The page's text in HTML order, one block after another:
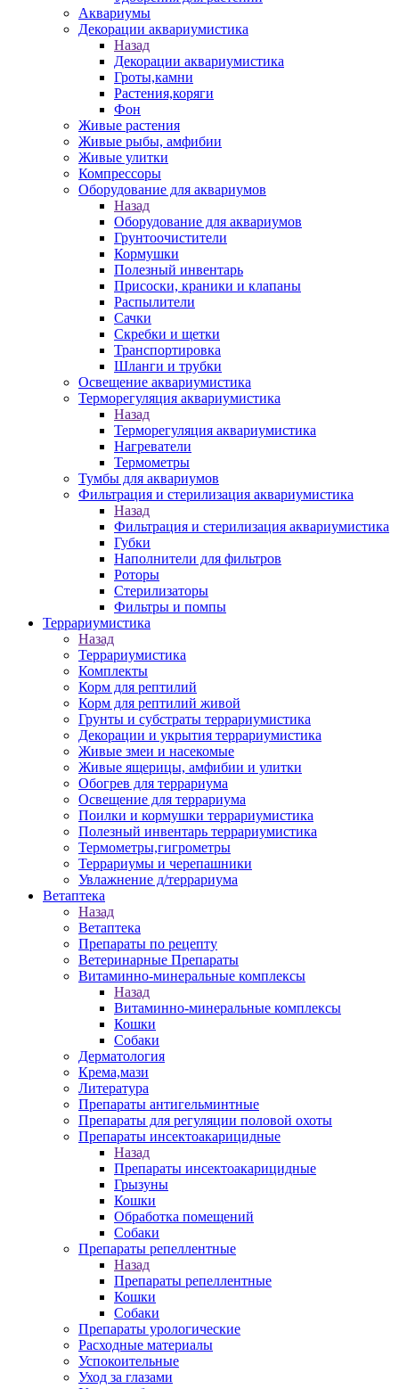
Аквариумы
Декорации аквариумистика
Назад
Декорации аквариумистика
Гроты,камни
Растения,коряги
Фон
Живые растения
Живые рыбы, амфибии
Живые улитки
Компрессоры
Оборудование для аквариумов
Назад
Оборудование для аквариумов
Грунтоочистители
Кормушки
Полезный инвентарь
Присоски, краники и клапаны
Распылители
Сачки
Скребки и щетки
Транспортировка
Шланги и трубки
Освещение аквариумистика
Терморегуляция аквариумистика
Назад
Терморегуляция аквариумистика
Нагреватели
Термометры
Тумбы для аквариумов
Фильтрация и стерилизация аквариумистика
Назад
Фильтрация и стерилизация аквариумистика
Губки
Наполнители для фильтров
Роторы
Стерилизаторы
Фильтры и помпы
Террариумистика
Назад
Террариумистика
Комплекты
Корм для рептилий
Корм для рептилий живой
Грунты и субстраты террариумистика
Декорации и укрытия террариумистика
Живые змеи и насекомые
Живые ящерицы, амфибии и улитки
Обогрев для террариума
Освещение для террариума
Поилки и кормушки террариумистика
Полезный инвентарь террариумистика
Термометры,гигрометры
Террариумы и черепашники
Увлажнение д/террариума
Ветаптека
Назад
Ветаптека
Препараты по рецепту
Ветеринарные Препараты
Витаминно-минеральные комплексы
Назад
Витаминно-минеральные комплексы
Кошки
Собаки
Дерматология
Крема,мази
Литература
Препараты антигельминтные
Препараты для регуляции половой охоты
Препараты инсектоакарицидные
Назад
Препараты инсектоакарицидные
Грызуны
Кошки
Обработка помещений
Собаки
Препараты репеллентные
Назад
Препараты репеллентные
Кошки
Собаки
Препараты урологические
Расходные материалы
Успокоительные
Уход за глазами